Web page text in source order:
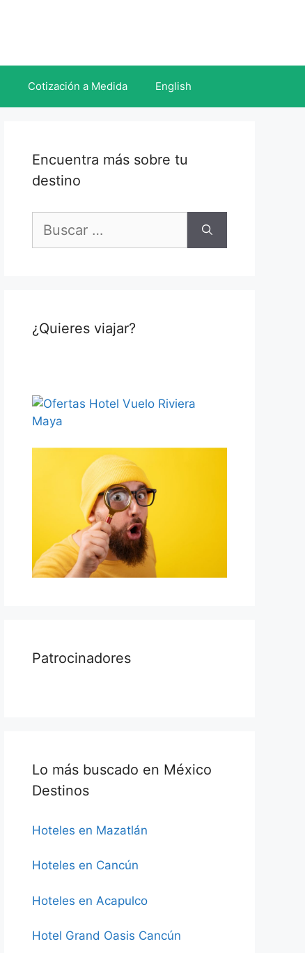
Cotización a Medida English
Encuentra más sobre tu
destino
¿Quieres viajar?
Patrocinadores
Lo más buscado en México
Destinos
Hoteles en Mazatlán
Hoteles en Cancún
Hoteles en Acapulco
Hotel Grand Oasis Cancún